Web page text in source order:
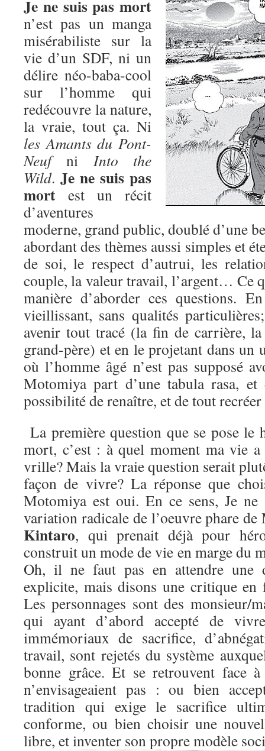
Je ne suis pas mort
n’est pas un manga
misérabiliste sur la
vie d’un SDF, ni un
délire néo-baba-cool
sur l’homme qui
redécouvre la nature,
la vraie, tout ça. Ni
les Amants du Pont-
Neufni Into the
Wild. Je ne suis pas
mort est un récit
d’aventures
moderne, grand public, doublé d’une
abordant des thèmes aussi simples et
de soi, le respect d’autrui, les
couple, la valeur travail, l’argent… Ce
manière d’aborder ces questions.
vieillissant, sans qualités
avenir tout tracé (la fin de carrière,
grand-père) et en le projetant dans
où l’homme âgé n’est pas supposé
Motomiya part d’une tabula rasa,
possibilité de renaître, et de tout
La première question que se pose le
mort, c’est : à quel moment ma vie
vrille? Mais la vraie question serait
façon de vivre? La réponse que
Motomiya est oui. En ce sens, Je
variation radicale de l’oeuvre phare
Kintaro, qui prenait déjà pour
construit un mode de vie en marge du
Oh, il ne faut pas en attendre une
explicite, mais disons une critique
Les personnages sont des monsieur/
qui ayant d’abord accepté de
immémoriaux de sacrifice,
travail, sont rejetés du système
bonne grâce. Et se retrouvent face
n’envisageaient pas : ou bien
tradition qui exige le sacrifice
conforme, ou bien choisir une
libre, et inventer son propre modèle